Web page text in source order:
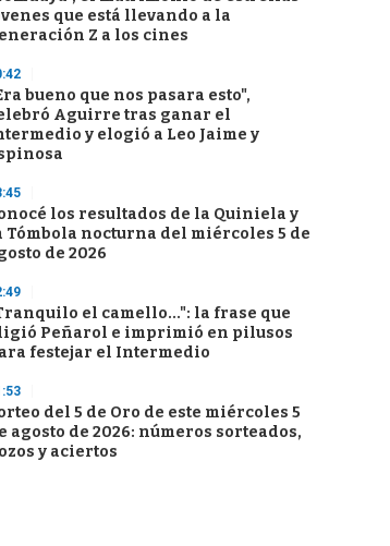
que está llevando a la
Z a los cines
bueno que nos pasara esto",
Aguirre tras ganar el
y elogió a Leo Jaime y
los resultados de la Quiniela y
Tómbola nocturna del miércoles 5 de
de 2026
el camello...": la frase que
Peñarol e imprimió en pilusos
festejar el Intermedio
del 5 de Oro de este miércoles 5
agosto de 2026: números sorteados,
y aciertos